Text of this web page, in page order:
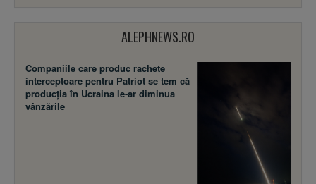
ALEPHNEWS.RO
Companiile care produc rachete
interceptoare pentru Patriot se tem că
producția în Ucraina le-ar diminua
vânzările